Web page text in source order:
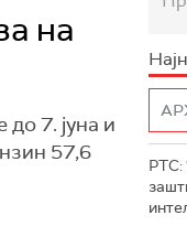
на
7. јуна и
57,6
РТС: